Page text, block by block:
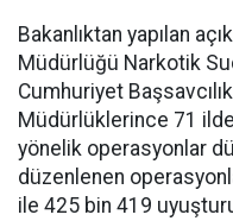
Bakanlıktan yapılan
Müdürlüğü Narkotik
Cumhuriyet
Müdürlüklerince 71
yönelik operasyonlar
düzenlenen
ile 425 bin 419